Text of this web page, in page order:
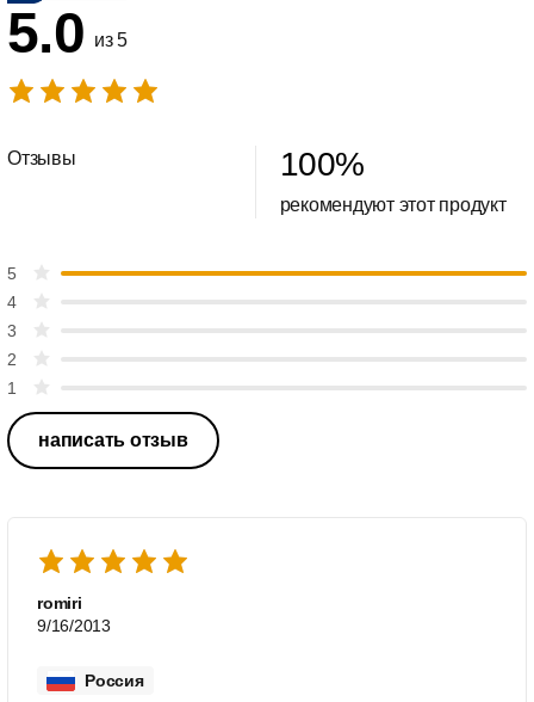
5.0 из 5
Отзывы 100%
рекомендуют этот продукт
5
4
3
2
1
написать отзыв
romiri
9/16/2013
Россия